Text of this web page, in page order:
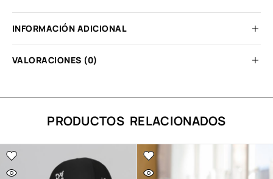
INFORMACIÓN ADICIONAL
VALORACIONES (0)
PRODUCTOS RELACIONADOS